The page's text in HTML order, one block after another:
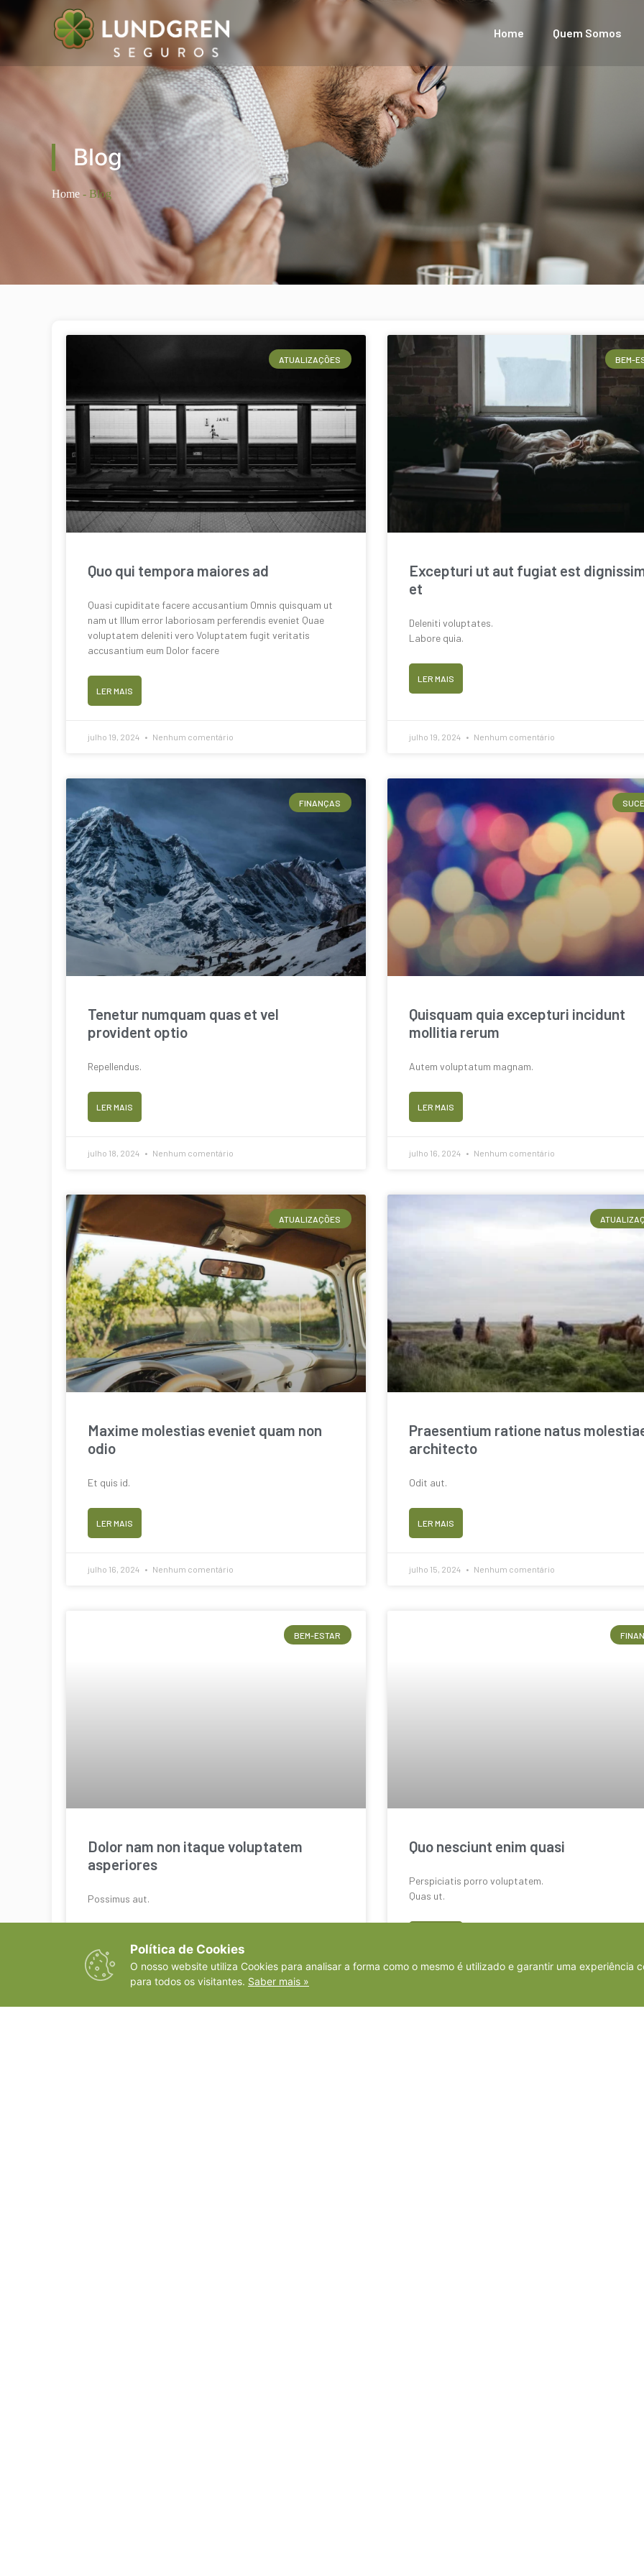
Home Quem Somos
Blog
Home - Blog
ATUALIZAÇÕES
Quo qui tempora maiores ad
Quasi cupiditate facere accusantium Omnis quisquam ut
nam ut Illum error laboriosam perferendis eveniet Quae
voluptatem deleniti vero Voluptatem fugit veritatis
accusantium eum Dolor facere
LER MAIS
julho 19, 2024 Nenhum comentário
BEM-
Excepturi ut aut fugiat est
et
Deleniti voluptates.
Labore quia.
LER MAIS
julho 19, 2024 Nenhum comentário
FINANÇAS
Tenetur numquam quas et vel
provident optio
Repellendus.
LER MAIS
julho 18, 2024 Nenhum comentário
Quisquam quia excepturi incidunt
mollitia rerum
Autem voluptatum magnam.
LER MAIS
julho 16, 2024 Nenhum comentário
ATUALIZAÇÕES
Maxime molestias eveniet quam non
odio
Et quis id.
LER MAIS
julho 16, 2024 Nenhum comentário
Praesentium ratione natus
architecto
Odit aut.
LER MAIS
julho 15, 2024 Nenhum comentário
BEM-ESTAR
Dolor nam non itaque voluptatem
asperiores
Possimus aut.
julho 13, 2024 Nenhum comentário
Quo nesciunt enim quasi
Perspiciatis porro voluptatem.
Quas ut.
Política de Cookies
O nosso website utiliza Cookies para analisar a forma como o mesmo é utilizado e garantir uma experiência
para todos os visitantes. Saber mais »